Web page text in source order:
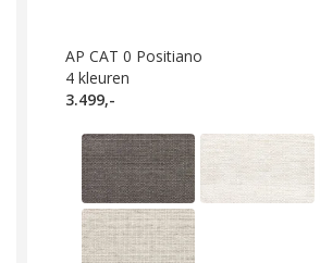
AP CAT 0 Positiano
4 kleuren
3.499,-